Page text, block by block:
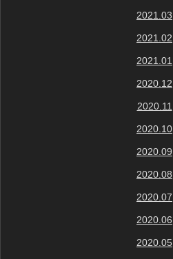
2021.03
2021.02
2021.01
2020.12
2020.11
2020.10
2020.09
2020.08
2020.07
2020.06
2020.05